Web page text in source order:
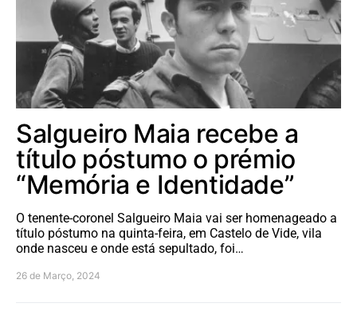
Salgueiro Maia recebe a
título póstumo o prémio
“Memória e Identidade”
O tenente-coronel Salgueiro Maia vai ser homenageado a
título póstumo na quinta-feira, em Castelo de Vide, vila
onde nasceu e onde está sepultado, foi…
26 de Março, 2024